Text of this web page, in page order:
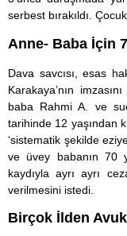
serbest bırakıldı.
Anne- Baba İçin
Dava savcısı, esas
Karakaya’nın
baba Rahmi A. ve
tarihinde 12 yaşından
‘sistematik şekilde
ve üvey babanın 70
kaydıyla ayrı ayrı
verilmesini istedi.
Birçok İlden